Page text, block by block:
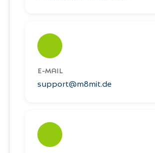
E-MAIL
support@m8mit.de